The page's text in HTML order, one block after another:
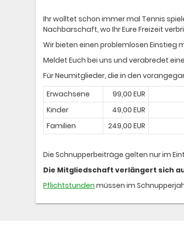
Ihr wolltet schon immer mal Tennis
Nachbarschaft, wo Ihr Eure Freizeit
Wir bieten einen problemlosen
Meldet Euch bei uns und verabredet
Für Neumitglieder, die in den
Erwachsene
99,00 EUR
Kinder
49,00 EUR
Familien
249,00 EUR
Die Schnupperbeiträge gelten nur im
Die Mitgliedschaft verlängert sich
Pflichtstunden müssen im